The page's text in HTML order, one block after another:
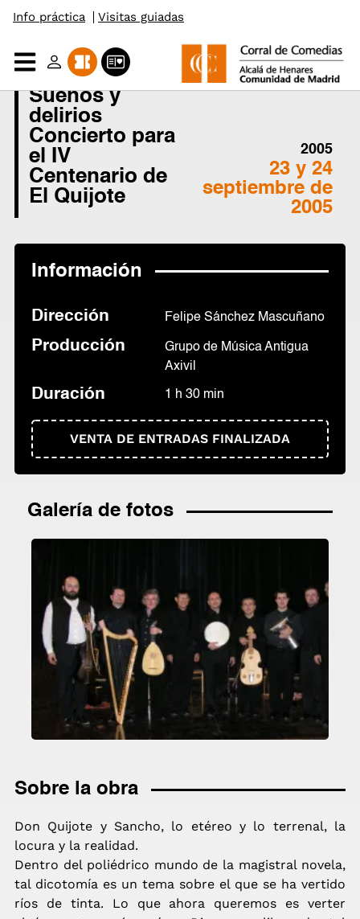
Saltar
contenido
Info práctica Visitas guiadas
Sueños y
delirios
Concierto para
el IV
Centenario de
El Quijote
2005
23 y 24
septiembre de
2005
Información
Dirección Felipe Sánchez Mascuñano
Producción
Grupo de Música Antigua
Axivil
Duración 1 h 30 min
VENTA DE ENTRADAS FINALIZADA
Galería de fotos
Sobre la obra
Don Quijote y Sancho, lo etéreo y lo terrenal, la
locura y la realidad.
Dentro del poliédrico mundo de la magistral novela,
tal dicotomía es un tema sobre el que se ha vertido
ríos de tinta. Lo que ahora queremos es verter